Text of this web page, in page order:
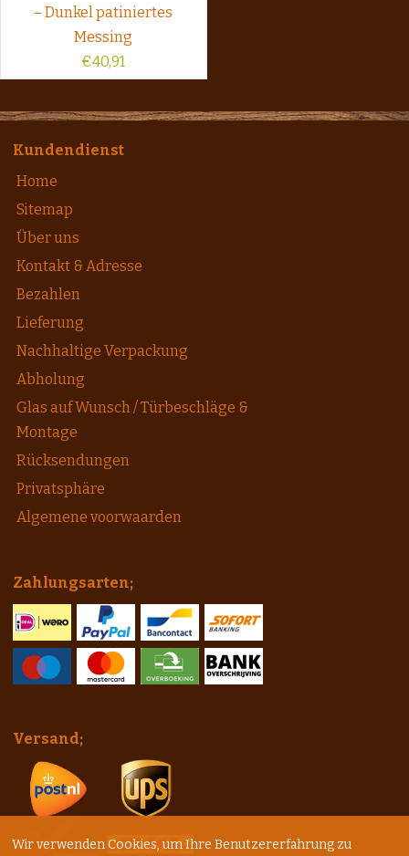
– Dunkel patiniertes
Messing
€40,91
Kundendienst
Home
Sitemap
Über uns
Kontakt & Adresse
Bezahlen
Lieferung
Nachhaltige Verpackung
Abholung
Glas auf Wunsch / Türbeschläge &
Montage
Rücksendungen
Privatsphäre
Algemene voorwaarden
Zahlungsarten;
Versand;
Wir verwenden Cookies, um Ihre Benutzererfahrung zu